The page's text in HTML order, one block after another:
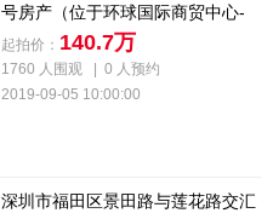
号房产（位于环球国际商贸中心-
步云天地）
起拍价： 140.7万
1760 人围观
0 人预约
2019-09-05 10:00:00
深圳市福田区景田路与莲花路交汇